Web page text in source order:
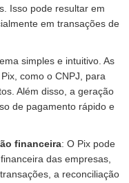
Isso pode resultar em
em transações de
simples e intuitivo. As
como o CNPJ, para
Além disso, a geração
de pagamento rápido e
financeira: O Pix pode
das empresas,
a reconciliação